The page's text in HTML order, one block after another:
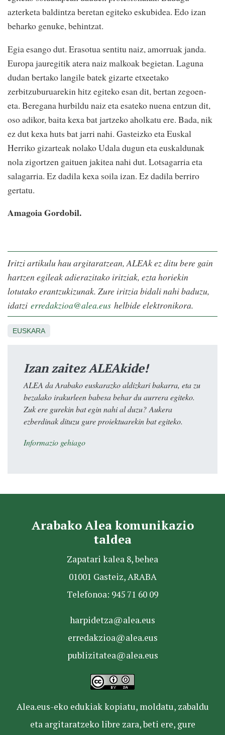
azterketa baldintza beretan egiteko eskubidea. Edo izan
beharko genuke, behintzat.
Egia esango dut. Erasotua sentitu naiz, amorruak janda.
Europa jauregitik atera naiz malkoak begietan. Laguna
dudan bertako langile batek gizarte etxeetako
zerbitzuburuarekin hitz egiteko esan dit, bertan zegoen-
eta. Beregana hurbildu naiz eta esateko nuena entzun dit,
oso adikor, baita kexa bat jartzeko aholkatu ere. Bada, nik
ez dut kexa huts bat jarri nahi. Gasteizko eta Euskal
Herriko gizarteak nolako Udala dugun eta euskaldunak
nola zigortzen gaituen jakitea nahi dut. Lotsagarria eta
salagarria. Ez dadila kexa soila izan. Ez dadila berriro
gertatu.
Amagoia Gordobil.
Iritzi artikulu hau argitaratzean, ALEAk ez ditu bere gain
hartzen egileak adierazitako iritziak, ezta horiekin
lotutako erantzukizunak. Zure iritzia bidali nahi baduzu,
idatzi erredakzioa@alea.eus helbide elektronikora.
EUSKARA
Izan zaitez ALEAkide!
ALEA da Arabako euskarazko aldizkari bakarra, eta zu
bezalako irakurleen babesa behar du aurrera egiteko.
Zuk ere gurekin bat egin nahi al duzu? Aukera
ezberdinak dituzu gure proiektuarekin bat egiteko.
Informazio gehiago
Arabako Alea komunikazio
taldea
Zapatari kalea 8, behea
01001 Gasteiz, ARABA
Telefonoa: 945 71 60 09
harpidetza@alea.eus
erredakzioa@alea.eus
publizitatea@alea.eus
Alea.eus-eko edukiak kopiatu, moldatu, zabaldu
eta argitaratzeko libre zara, beti ere, gure